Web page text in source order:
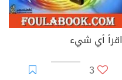
اقرأ أي شيء
3